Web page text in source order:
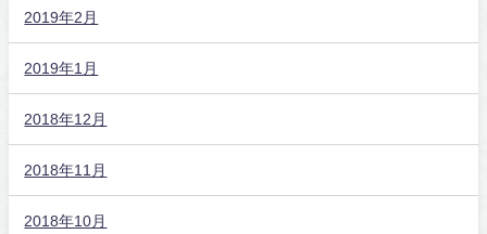
2019年2月
2019年1月
2018年12月
2018年11月
2018年10月